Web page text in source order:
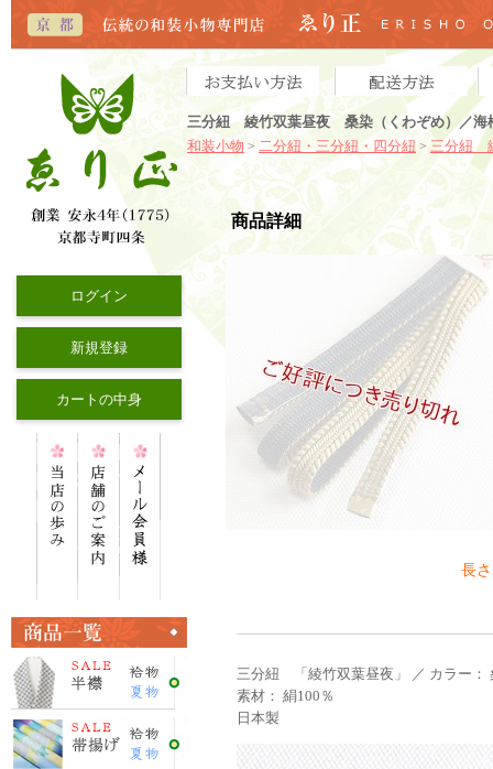
三分紐 綾竹双葉昼夜 桑染（くわぞめ）／海
和装小物 > 二分紐・三分紐・四分紐 > 三分紐
ログイン
新規登録
カートの中身
商品詳細
長
三分紐 「綾竹双葉昼夜」 ／ カラー：
素材： 絹100％
日本製